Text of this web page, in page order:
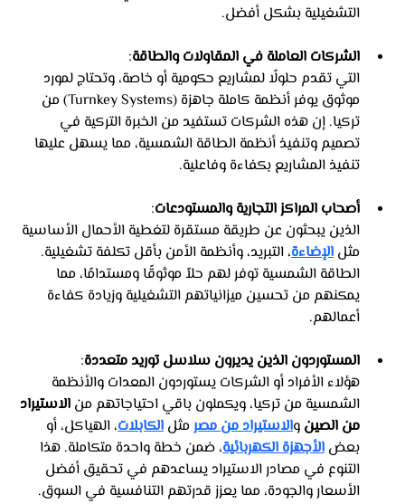
التشغيلية بشكل أفضل.
الشركات العاملة في المقاولات والطاقة:
التي تقدم حلولًا لمشاريع حكومية أو خاصة، وتحتاج لمورد
موثوق يوفر أنظمة كاملة جاهزة (Turnkey Systems) من
تركيا. إن هذه الشركات تستفيد من الخبرة التركية في
تصميم وتنفيذ أنظمة الطاقة الشمسية، مما يسهل عليها
تنفيذ المشاريع بكفاءة وفاعلية.
أصحاب المراكز التجارية والمستودعات:
الذين يبحثون عن طريقة مستقرة لتغطية الأحمال الأساسية
مثل الإضاءة، التبريد، وأنظمة الأمن بأقل تكلفة تشغيلية.
الطاقة الشمسية توفر لهم حلاً موثوقًا ومستدامًا، مما
يمكنهم من تحسين ميزانياتهم التشغيلية وزيادة كفاءة
أعمالهم.
المستوردون الذين يديرون سلاسل توريد متعددة:
هؤلاء الأفراد أو الشركات يستوردون المعدات والأنظمة
الشمسية من تركيا، ويكملون باقي احتياجاتهم من الاستيراد
من الصين والاستيراد من مصر مثل الكابلات، الهياكل، أو
بعض الأجهزة الكهربائية، ضمن خطة واحدة متكاملة. هذا
التنوع في مصادر الاستيراد يساعدهم في تحقيق أفضل
الأسعار والجودة، مما يعزز قدرتهم التنافسية في السوق.